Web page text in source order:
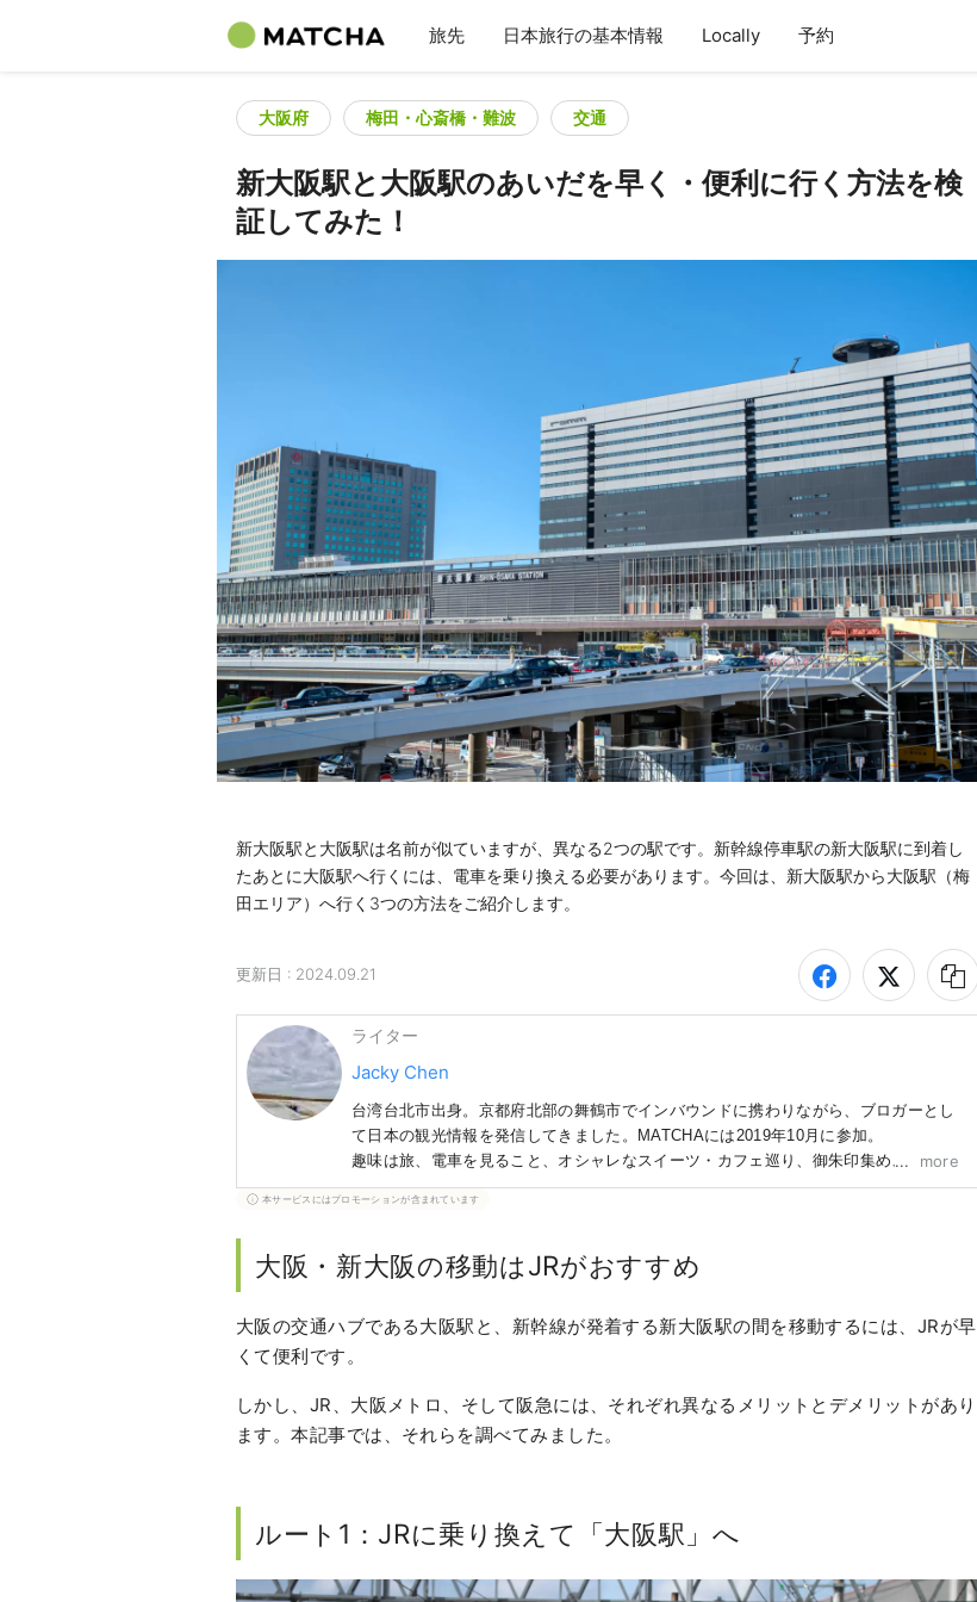
旅先 日本旅行の基本情報 Locally 予約
大阪府 梅田・心斎橋・難波 交通
新大阪駅と大阪駅のあいだを早く・便利に行く方法を検
証してみた！
新大阪駅と大阪駅は名前が似ていますが、異なる2つの駅です。新幹線停車駅の新大阪駅に到着し
たあとに大阪駅へ行くには、電車を乗り換える必要があります。今回は、新大阪駅から大阪駅（梅
田エリア）へ行く3つの方法をご紹介します。
更新日 : 2024.09.21
ライター
Jacky Chen
台湾台北市出身。京都府北部の舞鶴市でインバウンドに携わりながら、ブロガーとし
て日本の観光情報を発信してきました。MATCHAには2019年10月に参加。
趣味は旅、電車を見ること、オシャレなスイーツ・カフェ巡り、御朱印集め、ミュー
ジカル観劇、写真撮影など。幅広過ぎて、自分でも不思議に思っています。
more
本サービスにはプロモーションが含まれています
大阪・新大阪の移動はJRがおすすめ
大阪の交通ハブである大阪駅と、新幹線が発着する新大阪駅の間を移動するには、JRが早
くて便利です。
しかし、JR、大阪メトロ、そして阪急には、それぞれ異なるメリットとデメリットがあり
ます。本記事では、それらを調べてみました。
ルート1：JRに乗り換えて「大阪駅」へ